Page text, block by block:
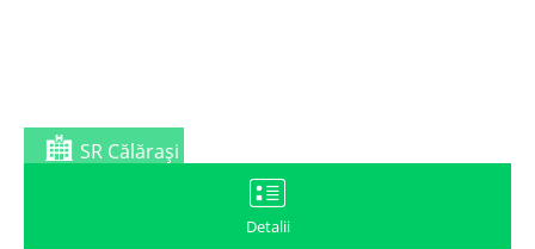
E-Sănătate Pacienți
SR Călăraşi
Detalii